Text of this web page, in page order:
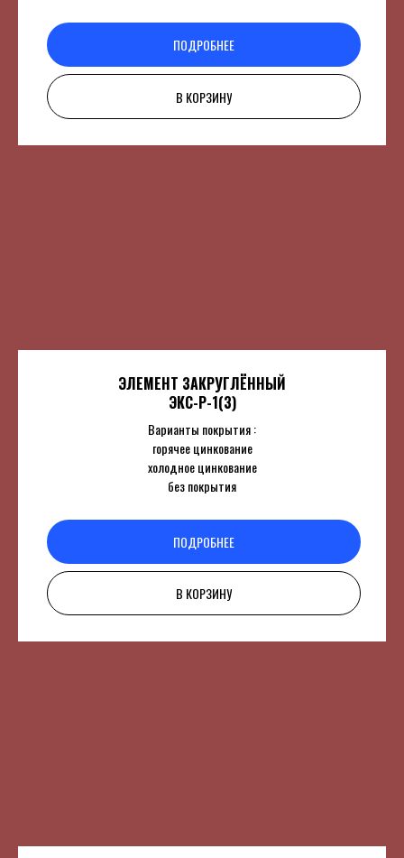
ПОДРОБНЕЕ
В КОРЗИНУ
ЭЛЕМЕНТ ЗАКРУГЛЁННЫЙ
ЭКС-Р-1(3)
Варианты покрытия :
горячее цинкование
холодное цинкование
без покрытия
ПОДРОБНЕЕ
В КОРЗИНУ